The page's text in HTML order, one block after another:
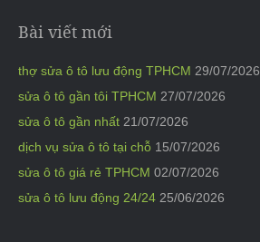
Bài viết mới
thợ sửa ô tô lưu động TPHCM 29/07/2026
sửa ô tô gần tôi TPHCM 27/07/2026
sửa ô tô gần nhất 21/07/2026
dịch vụ sửa ô tô tại chỗ 15/07/2026
sửa ô tô giá rẻ TPHCM 02/07/2026
sửa ô tô lưu động 24/24 25/06/2026